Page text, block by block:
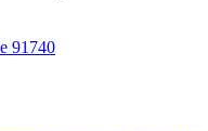
91740